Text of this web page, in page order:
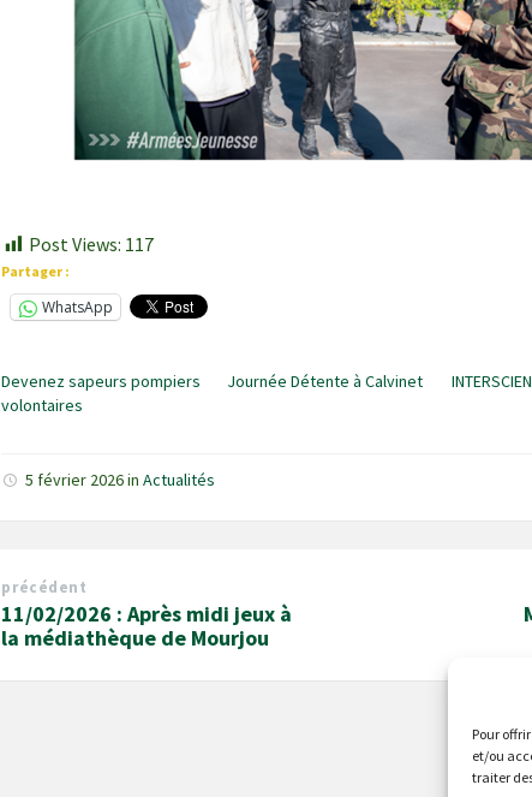
Pour
et/ou
traiter
Post Views: 117
Partager :
WhatsApp
Devenez sapeurs pompiers
volontaires
Journée Détente à Calvinet
5 février 2026inActualités
précédent
11/02/2026 : Après midi jeux à
la médiathèque de Mourjou